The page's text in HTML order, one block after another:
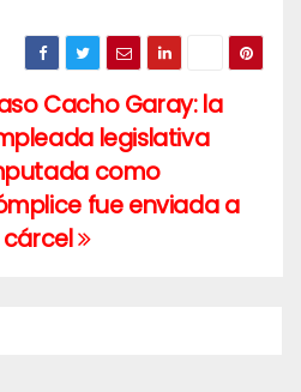
Cacho Garay: la
legislativa
como
fue enviada a
cárcel